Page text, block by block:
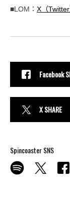
■LOM： X（Twitter
Facebook
X SHARE
Spincoaster SNS